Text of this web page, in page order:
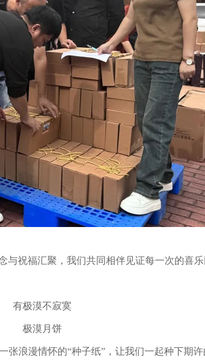
与祝福汇聚，我们共同相伴见证每一次的喜乐
有极漠不寂寞
极漠月饼
浪漫情怀的“种子纸”，让我们一起种下期